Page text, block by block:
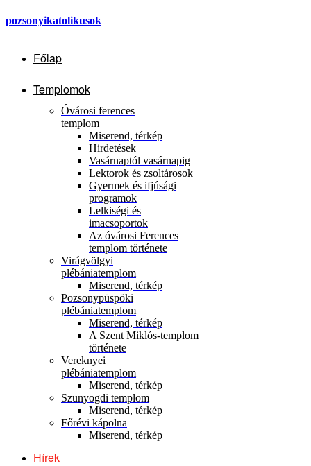
pozsonyikatolikusok
Főlap
Templomok
Óvárosi ferences
templom
Miserend, térkép
Hirdetések
Vasárnaptól vasárnapig
Lektorok és zsoltárosok
Gyermek és ifjúsági
programok
Lelkiségi és
imacsoportok
Az óvárosi Ferences
templom története
Virágvölgyi
plébániatemplom
Miserend, térkép
Pozsonypüspöki
plébániatemplom
Miserend, térkép
A Szent Miklós-templom
története
Vereknyei
plébániatemplom
Miserend, térkép
Szunyogdi templom
Miserend, térkép
Főrévi kápolna
Miserend, térkép
Hírek